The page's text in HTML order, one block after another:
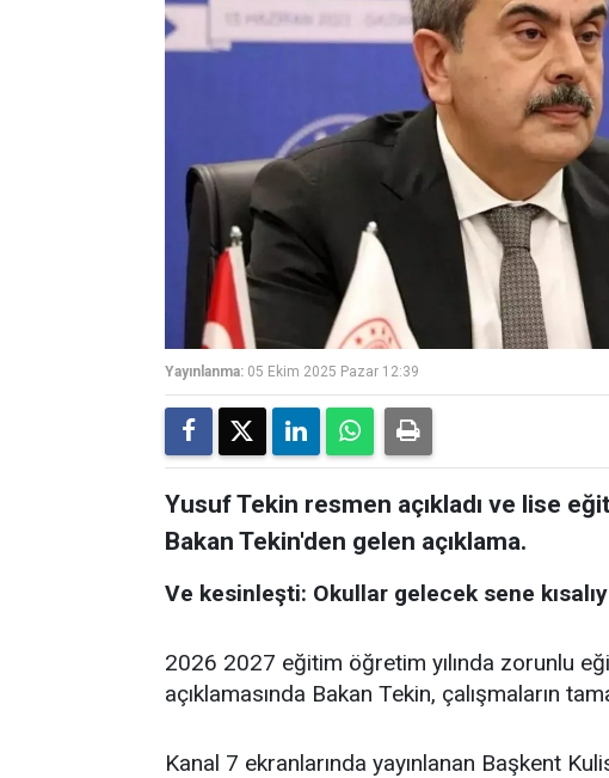
Yayınlanma: 05 Ekim 2025 Pazar 12:39
Yusuf Tekin resmen açıkladı ve lise
Bakan Tekin'den gelen açıklama.
Ve kesinleşti: Okullar gelecek sene
2026 2027 eğitim öğretim yılında zorunlu
açıklamasında Bakan Tekin, çalışmaların
Kanal 7 ekranlarında yayınlanan Başkent